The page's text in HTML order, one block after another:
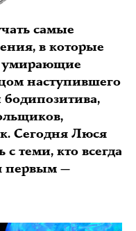
самые
в которые
умирающие
наступившего
бодипозитива,
Сегодня Люся
теми, кто всегда
первым —